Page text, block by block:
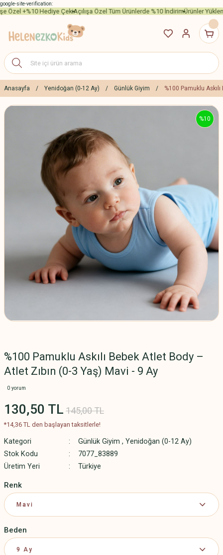
google-site-verification:
Özel +%10 Hediye ÇekiAçılışa Özel Tüm Ürünlerde %10 İndirimÜrünler
Anasayfa Yenidoğan (0-12 Ay) Günlük Giyim %100 Pamuklu
%10
%100 Pamuklu Askılı Bebek Atlet Body –
Atlet Zıbın (0-3 Yaş) Mavi - 9 Ay
0 yorum
130,50 TL 145,00 TL
*14,36 TL den başlayan taksitlerle!
Kategori Günlük Giyim , Yenidoğan (0-12 Ay)
Stok Kodu
7077_83889
Üretim Yeri
Türkiye
Renk
Beden